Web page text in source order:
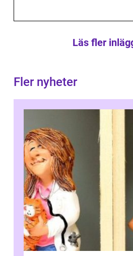
Läs fler
Fler nyheter